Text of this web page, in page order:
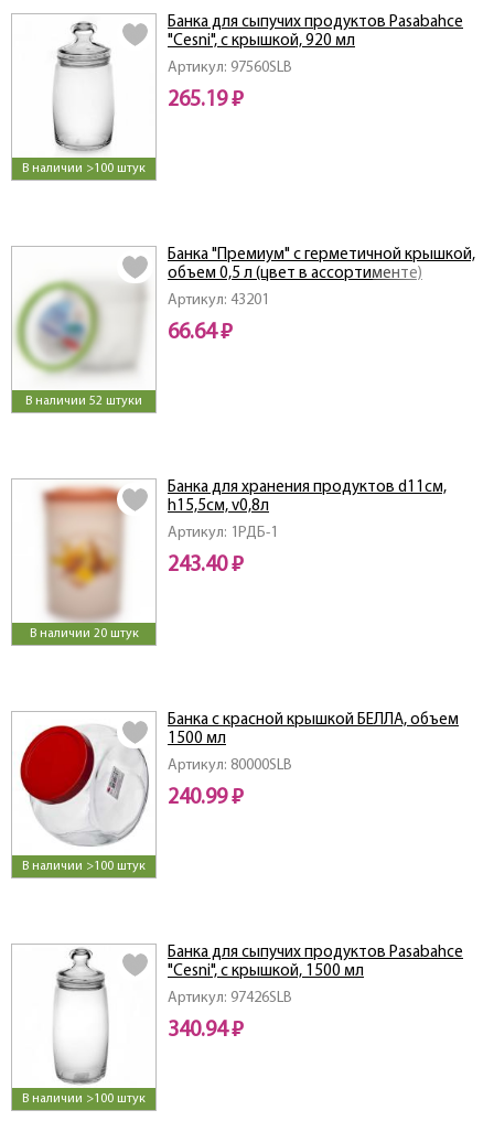
В наличии >100 штук
Артикул: 97560SLB
Банка для сыпучих продуктов Pasabahce
"Cesni", с крышкой, 920 мл
265.19 ₽
В наличии 52 штуки
Артикул: 43201
Банка "Премиум" с герметичной крышкой,
объем 0,5 л (цвет в ассортименте)
66.64 ₽
В наличии 20 штук
Артикул: 1РДБ-1
Банка для хранения продуктов d11см,
h15,5см, v0,8л
243.40 ₽
В наличии >100 штук
Артикул: 80000SLB
Банка с красной крышкой БЕЛЛА, объем
1500 мл
240.99 ₽
В наличии >100 штук
Артикул: 97426SLB
Банка для сыпучих продуктов Pasabahce
"Cesni", с крышкой, 1500 мл
340.94 ₽